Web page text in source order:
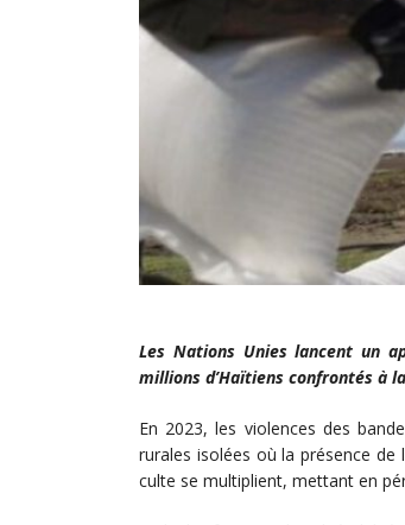
Les Nations Unies lancent un
millions d’Haïtiens confrontés à
En 2023, les violences des
rurales isolées où la présence de
culte se multiplient, mettant en